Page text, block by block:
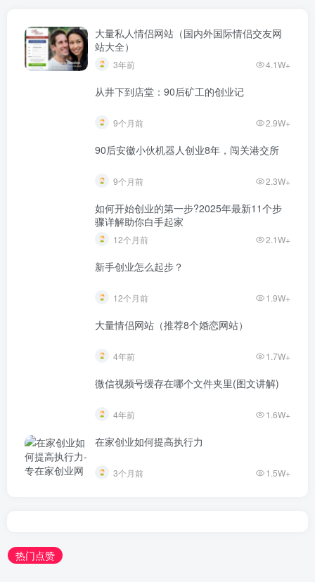
大量私人情侣网站（国内外国际情侣交友网
站大全）
3年前 4.1W+
从井下到店堂：90后矿工的创业记
9个月前 2.9W+
90后安徽小伙机器人创业8年，闯关港交所
9个月前 2.3W+
如何开始创业的第一步?2025年最新11个步
骤详解助你白手起家
12个月前 2.1W+
新手创业怎么起步？
12个月前 1.9W+
大量情侣网站（推荐8个婚恋网站）
4年前 1.7W+
微信视频号缓存在哪个文件夹里(图文讲解)
4年前 1.6W+
在家创业如何提高执行力
3个月前 1.5W+
热门点赞